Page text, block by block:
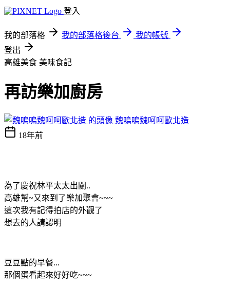
登入
我的部落格 我的部落格後台
我的帳號
登出
高雄美食 美味食記
再訪樂加廚房
魏嗚嗚魏呵呵歐北造
18年前
為了慶祝林平太太出關..
高雄幫~又來到了樂加聚會~~~
這次我有記得拍店的外觀了
想去的人請認明
豆豆點的早餐...
那個蛋看起來好好吃~~~